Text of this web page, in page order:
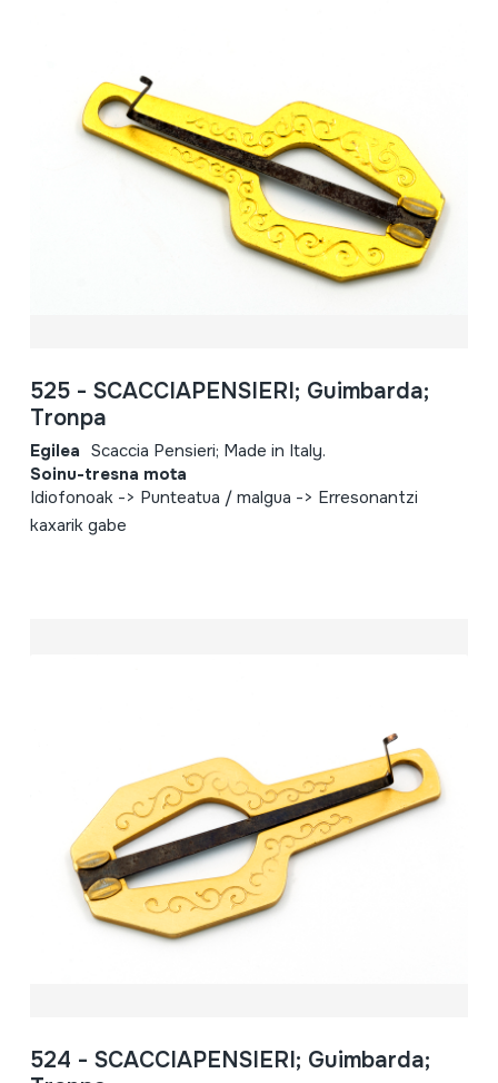
525 - SCACCIAPENSIERI; Guimbarda;
Tronpa
Egilea Scaccia Pensieri; Made in Italy.
Soinu-tresna mota
Idiofonoak -> Punteatua / malgua -> Erresonantzi
kaxarik gabe
524 - SCACCIAPENSIERI; Guimbarda;